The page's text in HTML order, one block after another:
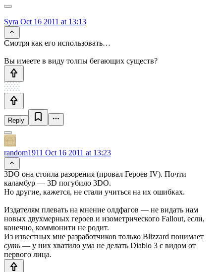
Syra Oct 16 2011 at 13:13
Смотря как его использовать…
Вы имеете в виду толпы бегающих существ?
Reply
random1911 Oct 16 2011 at 13:23
3DO она стоила разорения (провал Героев IV). Почти
каламбур — 3D погубило 3DO.
Но другие, кажется, не стали учиться на их ошибках.
Издателям плевать на мнение олдфагов — не видать нам
новых двухмерных героев и изометрического Fallout, если,
конечно, коммюнити не родит.
Из известных мне разработчиков только Blizzard понимает
суть — у них хватило ума не делать Diablo 3 с видом от
первого лица.